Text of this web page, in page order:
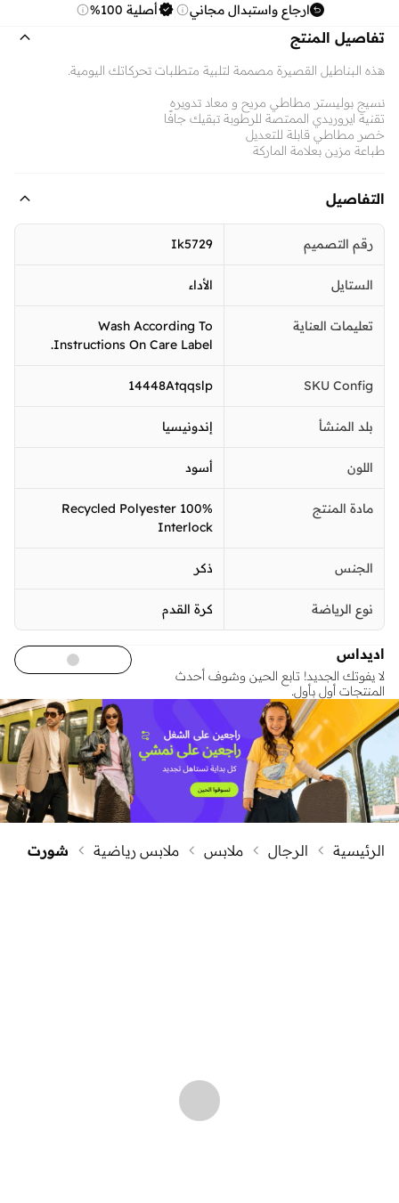
ارجاع واستبدال مجاني أصلية 100%
تفاصيل المنتج
هذه البناطيل القصيرة مصممة لتلبية متطلبات تحركاتك اليومية.
نسيج بوليستر مطاطي مريح و معاد تدويره
تقنية ايروريدي الممتصة للرطوبة تبقيك جافًا
خصر مطاطي قابلة للتعديل
طباعة مزين بعلامة الماركة
التفاصيل
رقم التصميم Ik5729
الستايل الأداء
تعليمات العناية
Wash According To
Instructions On Care Label.
SKU Config
14448Atqqslp
بلد المنشأ إندونيسيا
اللون أسود
مادة المنتج
100% Recycled Polyester
Interlock
الجنس ذكر
نوع الرياضة كرة القدم
اديداس
لا يفوتك الجديد! تابع الحين وشوف أحدث
المنتجات أول بأول.
الرئيسية الرجال ملابس ملابس رياضية شورت